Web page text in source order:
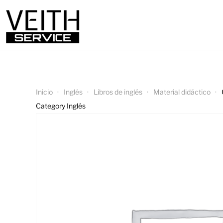
Inicio Inglés Libros de inglés Material didáctico
Category Inglés